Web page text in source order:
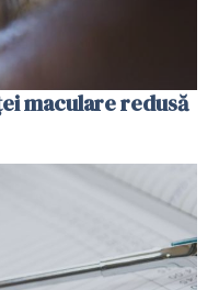
maculare redusă